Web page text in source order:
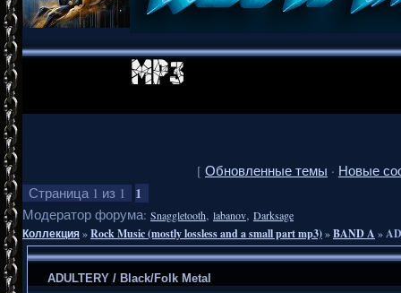
[ Обновленные темы · Новые
Страница 1 из 1 1
Модератор форума: Snaggletooth, labanov, Darksage
Коллекция»Rock Music (mostly lossless and a small part mp3)»BAND A »
ADULTERY / Black/Folk Metal